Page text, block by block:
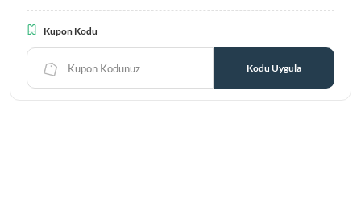
Paketi
Kupon Kodu
Kodu Uygula